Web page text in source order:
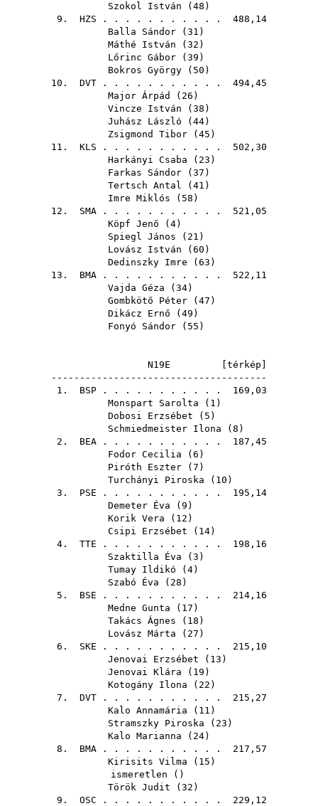
Szokol István ( 48 )
9. HZS . . . . . . . . . . . 488,14
Balla Sándor ( 31 )
Máthé István ( 32 )
Lőrinc Gábor ( 39 )
Bokros György ( 50 )
10. DVT . . . . . . . . . . . 494,45
Major Árpád
( 26 )
Vincze István ( 38 )
Juhász László ( 44)
Zsigmond Tibor ( 45 )
11. KLS . . . . . . . . . . . 502,30
Harkányi Csaba ( 23 )
Farkas Sándor ( 37 )
Tertsch Antal ( 41 )
Imre Miklós ( 58 )
12. SMA . . . . . . . . . . . 521,05
Köpf Jenő ( 4)
Spiegl János ( 21 )
Lovász István ( 60 )
Dedinszky Imre ( 63 )
13. BMA . . . . . . . . . . . 522,11
Vajda Géza ( 34)
Gombkötő Péter ( 47 )
Dikácz Ernő ( 49 )
Fonyó Sándor ( 55 )
N19E [ térkép
--------------------------------------
1. BSP . . . . . . . . . . . 169,03
Monspart Sarolta ( 1 )
Dobosi Erzsébet ( 5 )
Schmiedmeister Ilona ( 8 )
2. BEA . . . . . . . . . . . 187,45
Fodor Cecilia ( 6 )
Piróth Eszter ( 7 )
Turchányi Piroska ( 10 )
3. PSE . . . . . . . . . . . 195,14
Demeter Éva ( 9 )
Korik Vera ( 12 )
Csipi Erzsébet ( 14)
4. TTE . . . . . . . . . . . 198,16
Szaktilla Éva ( 3 )
Tumay Ildikó ( 4)
Szabó Éva ( 28 )
5. BSE . . . . . . . . . . . 214,16
Medne Gunta ( 17 )
Takács Ágnes ( 18 )
Lovász Márta ( 27 )
6. SKE . . . . . . . . . . . 215,10
Jenovai Erzsébet ( 13 )
Jenovai Klára ( 19 )
Kotogány Ilona ( 22 )
7. DVT . . . . . . . . . . . 215,27
Kalo Annamária ( 11 )
Stramszky Piroska ( 23 )
Kalo Marianna ( 24)
8. BMA . . . . . . . . . . . 217,57
Kirisits Vilma ( 15 )
ismeretlen ()
Török Judit ( 32 )
9. OSC . . . . . . . . . . . 229,12